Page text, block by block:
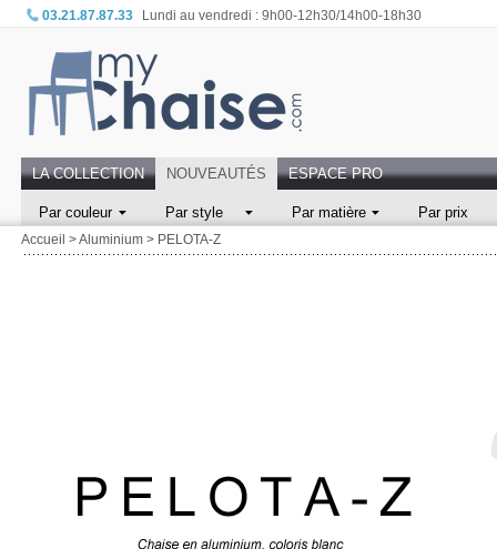
03.21.87.87.33 Lundi au vendredi : 9h00-12h30/14h00-18h30
LA COLLECTION NOUVEAUTÉS ESPACE PRO
Par couleur Par style Par matière Par prix
Accueil >Aluminium > PELOTA-Z